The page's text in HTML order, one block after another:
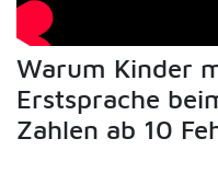
Warum Kinder
Erstsprache
Zahlen ab 10